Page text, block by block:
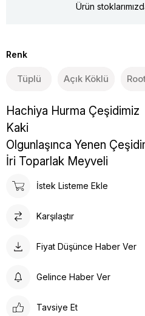
Ürün
Renk
Tüplü Açık Köklü
Hachiya Hurma Çeşidimiz
Kaki
Olgunlaşınca Yenen
İri Toparlak Meyveli
İstek Listeme Ekle
Karşılaştır
Fiyat Düşünce Haber Ver
Gelince Haber Ver
Tavsiye Et